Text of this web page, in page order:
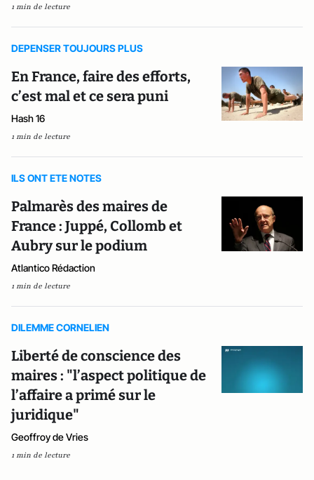
1 min de lecture
DEPENSER TOUJOURS PLUS
En France, faire des efforts,
c’est mal et ce sera puni
Hash 16
1 min de lecture
ILS ONT ETE NOTES
Palmarès des maires de
France : Juppé, Collomb et
Aubry sur le podium
Atlantico Rédaction
1 min de lecture
DILEMME CORNELIEN
Liberté de conscience des
maires : "l’aspect politique de
l’affaire a primé sur le
juridique"
Geoffroy de Vries
1 min de lecture